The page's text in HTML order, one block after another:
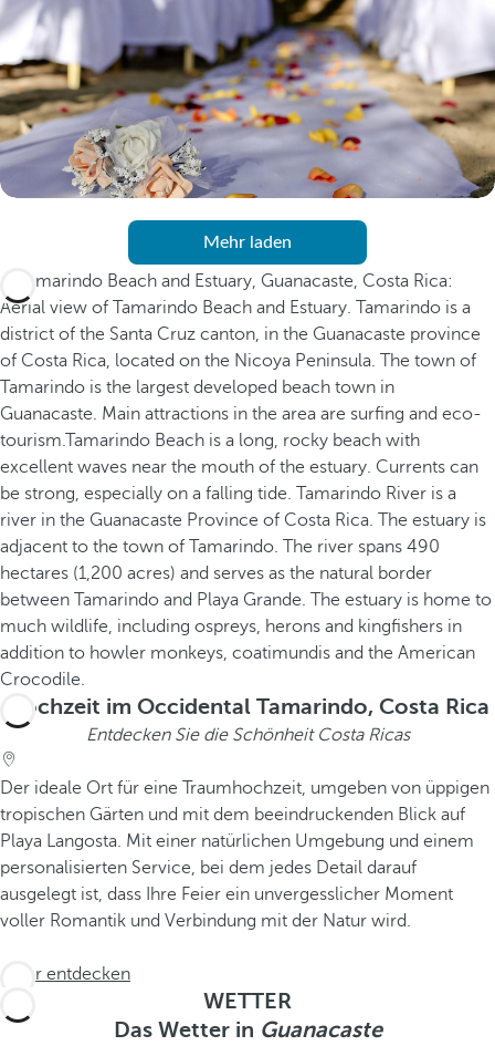
Mehr laden
Hochzeit im Occidental Tamarindo, Costa Rica
Entdecken Sie die Schönheit Costa Ricas
Der ideale Ort für eine Traumhochzeit, umgeben von üppigen
tropischen Gärten und mit dem beeindruckenden Blick auf
Playa Langosta. Mit einer natürlichen Umgebung und einem
personalisierten Service, bei dem jedes Detail darauf
ausgelegt ist, dass Ihre Feier ein unvergesslicher Moment
voller Romantik und Verbindung mit der Natur wird.
Mehr entdecken
WETTER
Das Wetter in Guanacaste